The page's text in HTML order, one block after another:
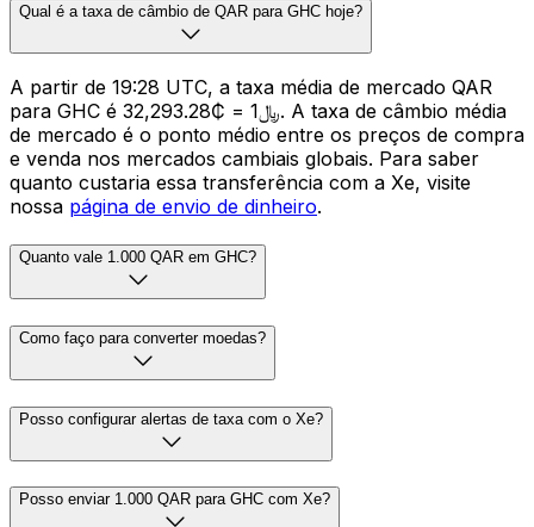
Qual é a taxa de câmbio de QAR para GHC hoje?
A partir de 19:28 UTC, a taxa média de mercado QAR
para GHC é ﷼1 = ₵32,293.28. A taxa de câmbio média
de mercado é o ponto médio entre os preços de compra
e venda nos mercados cambiais globais. Para saber
quanto custaria essa transferência com a Xe, visite
nossa página de envio de dinheiro.
Quanto vale 1.000 QAR em GHC?
Como faço para converter moedas?
Posso configurar alertas de taxa com o Xe?
Posso enviar 1.000 QAR para GHC com Xe?